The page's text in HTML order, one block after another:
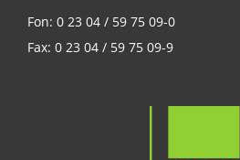
Fon: 0 23 04 / 59 75 09-0
Fax: 0 23 04 / 59 75 09-9